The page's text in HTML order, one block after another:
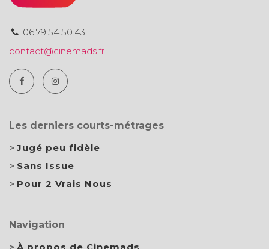
06.79.54.50.43
contact@cinemads.fr
Les derniers courts-métrages
Jugé peu fidèle
Sans Issue
Pour 2 Vrais Nous
Navigation